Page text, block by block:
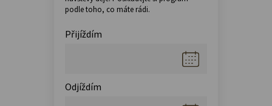
podle toho, co máte rádi.
Přijíždím
Odjíždím